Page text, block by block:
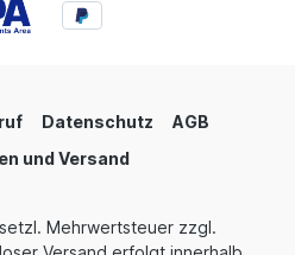
zu erzielen.
eines unabhängigen
einer beeindruckenden
Gizaudio ist ein
und deren
genutzt, um
Datenschutz
AGB
und Versand
Mehrwertsteuer zzgl.